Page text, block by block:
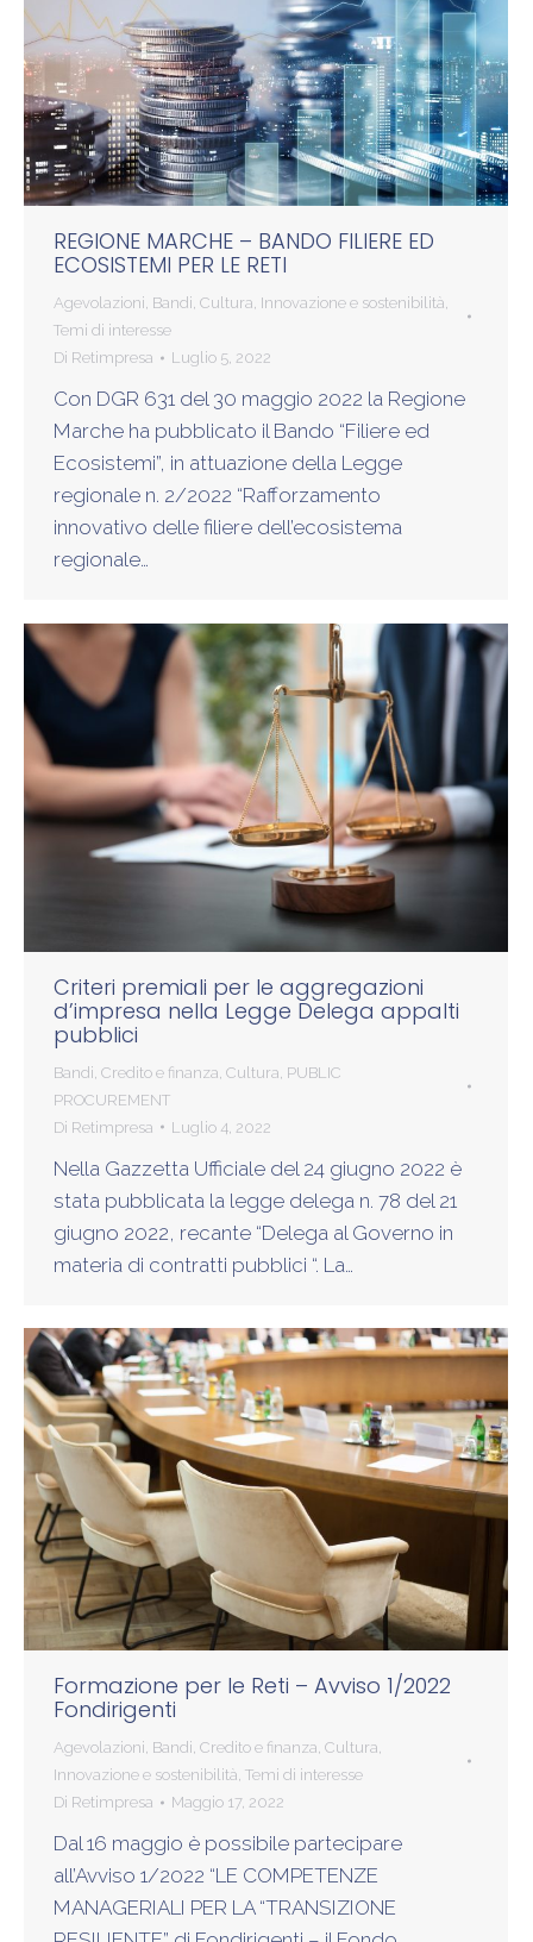
REGIONE MARCHE – BANDO FILIERE ED
ECOSISTEMI PER LE RETI
Agevolazioni, Bandi, Cultura, Innovazione e sostenibilità,
Temi di interesse
Di Retimpresa Luglio 5, 2022
Con DGR 631 del 30 maggio 2022 la Regione
Marche ha pubblicato il Bando “Filiere ed
Ecosistemi”, in attuazione della Legge
regionale n. 2/2022 “Rafforzamento
innovativo delle filiere dell’ecosistema
regionale…
Criteri premiali per le aggregazioni
d’impresa nella Legge Delega appalti
pubblici
Bandi Credito e finanza Cultura PUBLIC
PROCUREMENT
Di Retimpresa Luglio 4, 2022
Nella Gazzetta Ufficiale del 24 giugno 2022 è
stata pubblicata la legge delega n. 78 del 21
giugno 2022, recante “Delega al Governo in
materia di contratti pubblici “. La…
Formazione per le Reti – Avviso 1/2022
Fondirigenti
Agevolazioni, Bandi, Credito e finanza, Cultura,
Innovazione e sostenibilità, Temi di interesse
Di Retimpresa Maggio 17, 2022
Dal 16 maggio è possibile partecipare
all’Avviso 1/2022 “LE COMPETENZE
MANAGERIALI PER LA “TRANSIZIONE